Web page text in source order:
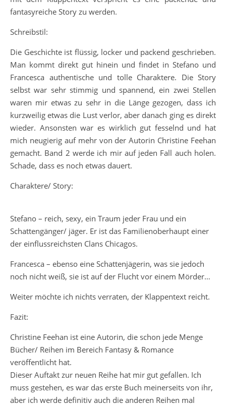
fantasyreiche Story zu werden.
Schreibstil:
Die Geschichte ist flüssig, locker und packend geschrieben.
Man kommt direkt gut hinein und findet in Stefano und
Francesca authentische und tolle Charaktere. Die Story
selbst war sehr stimmig und spannend, ein zwei Stellen
waren mir etwas zu sehr in die Länge gezogen, dass ich
kurzweilig etwas die Lust verlor, aber danach ging es direkt
wieder. Ansonsten war es wirklich gut fesselnd und hat
mich neugierig auf mehr von der Autorin Christine Feehan
gemacht. Band 2 werde ich mir auf jeden Fall auch holen.
Schade, dass es noch etwas dauert.
Charaktere/ Story:
Stefano – reich, sexy, ein Traum jeder Frau und ein
Schattengänger/ jäger. Er ist das Familienoberhaupt einer
der einflussreichsten Clans Chicagos.
Francesca – ebenso eine Schattenjägerin, was sie jedoch
noch nicht weiß, sie ist auf der Flucht vor einem Mörder…
Weiter möchte ich nichts verraten, der Klappentext reicht.
Fazit:
Christine Feehan ist eine Autorin, die schon jede Menge
Bücher/ Reihen im Bereich Fantasy & Romance
veröffentlicht hat.
Dieser Auftakt zur neuen Reihe hat mir gut gefallen. Ich
muss gestehen, es war das erste Buch meinerseits von ihr,
aber ich werde definitiv auch die anderen Reihen mal